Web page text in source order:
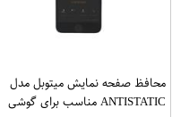
محافظ صفحه نمایش میتوبل مدل
ANTISTATIC مناسب برای گوشی